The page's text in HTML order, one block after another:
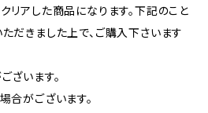
リアした商品になります。下記のこと
だきました上で、ご購入下さいます
ざいます。
合がございます。